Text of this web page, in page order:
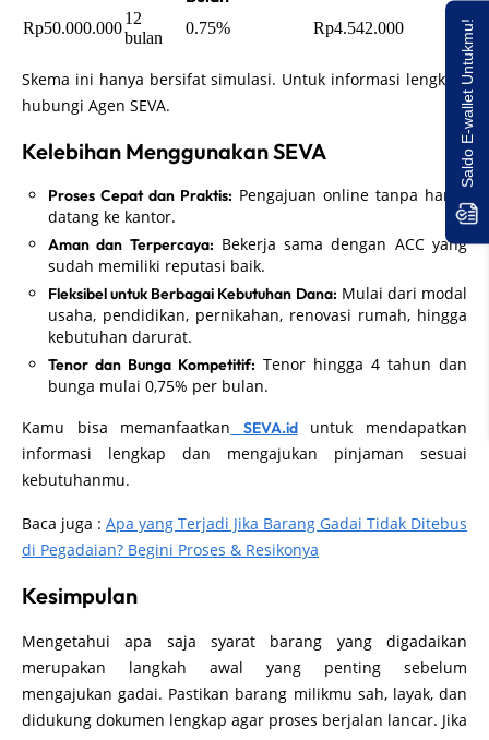
Rp50.000.000
12
bulan
0.75% Rp4.542.000
Skema ini hanya bersifat simulasi. Untuk informasi lengkap,
hubungi Agen SEVA.
Kelebihan Menggunakan SEVA
Proses Cepat dan Praktis: Pengajuan online tanpa harus
datang ke kantor.
Aman dan Terpercaya: Bekerja sama dengan ACC yang
sudah memiliki reputasi baik.
Fleksibel untuk Berbagai Kebutuhan Dana: Mulai dari modal
usaha, pendidikan, pernikahan, renovasi rumah, hingga
kebutuhan darurat.
Tenor dan Bunga Kompetitif: Tenor hingga 4 tahun dan
bunga mulai 0,75% per bulan.
Kamu bisa memanfaatkan
SEVA.iduntuk mendapatkan
informasi lengkap dan mengajukan pinjaman sesuai
kebutuhanmu.
Baca juga : Apa yang Terjadi Jika Barang Gadai Tidak Ditebus
di Pegadaian? Begini Proses & Resikonya
Kesimpulan
Mengetahui apa saja syarat barang yang digadaikan
merupakan langkah awal yang penting sebelum
mengajukan gadai. Pastikan barang milikmu sah, layak, dan
didukung dokumen lengkap agar proses berjalan lancar. Jika
Saldo E-wallet Untukmu!